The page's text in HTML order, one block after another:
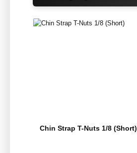
Chin Strap T-Nuts 1/8 (Short)